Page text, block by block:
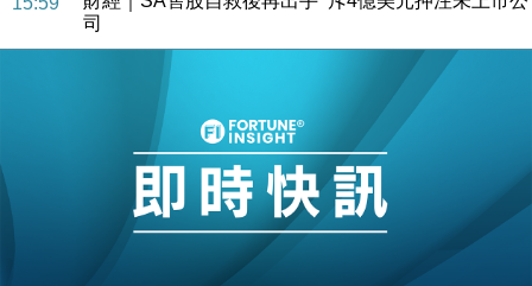
司
財經｜精星香港夥菜鳥拓全球智慧倉儲市場 加快海外
地產｜大酒店中期轉賺2300萬元 斥21億翻新香港及
國際｜特朗普赴洛杉磯高球場活動前 男子攜槍彈被捕
12:30
財經｜香港7月PMI回落至51 企業擴張放慢兼縮減人